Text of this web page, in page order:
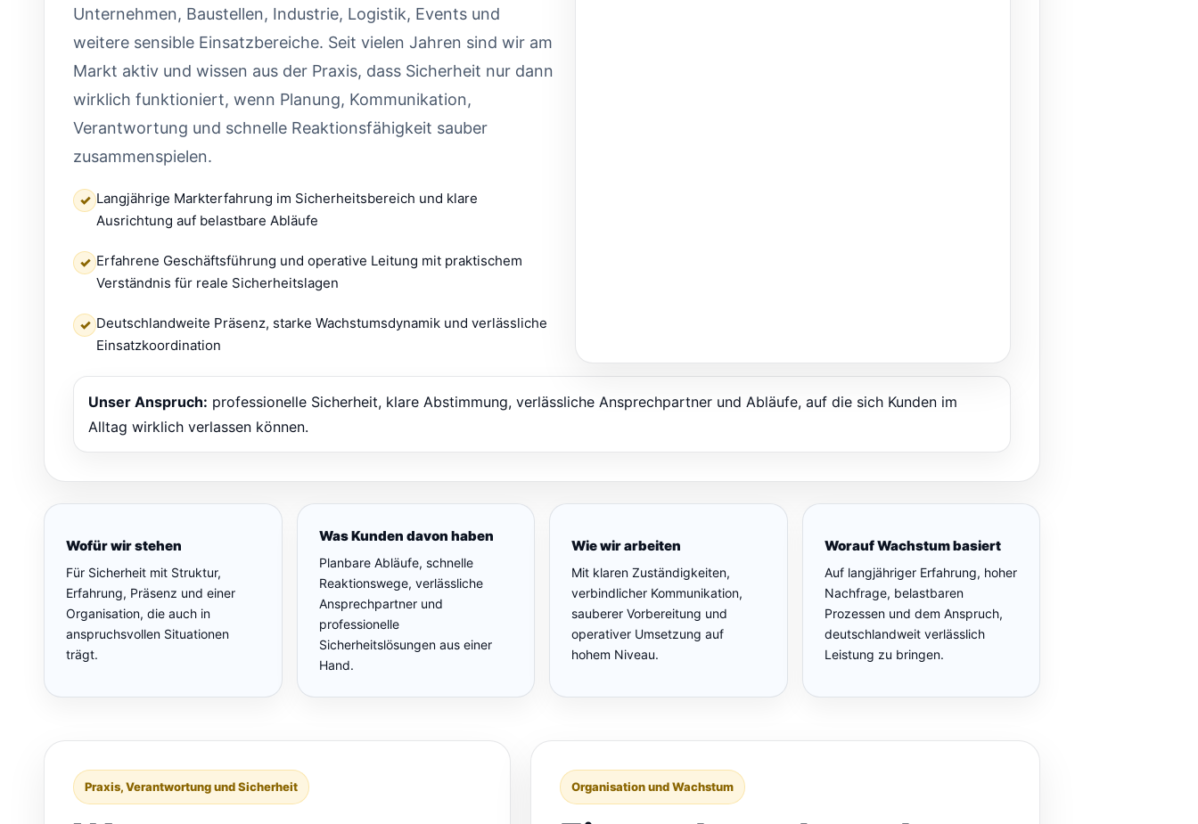
Unternehmen, Baustellen, Industrie, Logistik, Events und
weitere sensible Einsatzbereiche. Seit vielen Jahren sind wir am
Markt aktiv und wissen aus der Praxis, dass Sicherheit nur dann
wirklich funktioniert, wenn Planung, Kommunikation,
Verantwortung und schnelle Reaktionsfähigkeit sauber
zusammenspielen.
✓ Langjährige Markterfahrung im Sicherheitsbereich und klare
Ausrichtung auf belastbare Abläufe
✓ Erfahrene Geschäftsführung und operative Leitung mit praktischem
Verständnis für reale Sicherheitslagen
✓ Deutschlandweite Präsenz, starke Wachstumsdynamik und verlässliche
Einsatzkoordination
Unser Anspruch: professionelle Sicherheit, klare Abstimmung, verlässliche Ansprechpartner und Abläufe, auf die sich Kunden im
Alltag wirklich verlassen können.
Wofür wir stehen
Für Sicherheit mit Struktur,
Erfahrung, Präsenz und einer
Organisation, die auch in
anspruchsvollen Situationen
trägt.
Was Kunden davon haben
Planbare Abläufe, schnelle
Reaktionswege, verlässliche
Ansprechpartner und
professionelle
Sicherheitslösungen aus einer
Hand.
Wie wir arbeiten
Mit klaren Zuständigkeiten,
verbindlicher Kommunikation,
sauberer Vorbereitung und
operativer Umsetzung auf
hohem Niveau.
Worauf Wachstum basiert
Auf langjähriger Erfahrung, hoher
Nachfrage, belastbaren
Prozessen und dem Anspruch,
deutschlandweit verlässlich
Leistung zu bringen.
Praxis, Verantwortung und Sicherheit Organisation und Wachstum